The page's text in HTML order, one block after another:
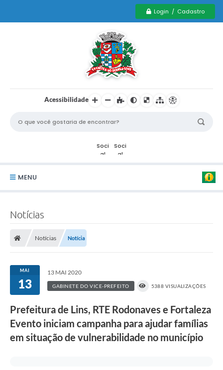
Login / Cadastro
Acessibilidade
MENU
Publicações Oficias
Departamentos
Utilidade Pública
Informações
Notícias
Notícias Notícia
MAI
13
13 MAI 2020
GABINETE DO VICE-PREFEITO 5388 VISUALIZAÇÕES
Prefeitura de Lins, RTE Rodonaves e Fortaleza
Evento iniciam campanha para ajudar famílias
em situação de vulnerabilidade no município